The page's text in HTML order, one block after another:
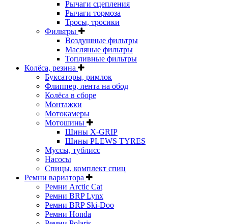
Рычаги сцепления
Рычаги тормоза
Тросы, тросики
Фильтры
Воздушные фильтры
Масляные фильтры
Топливные фильтры
Колёса, резина
Буксаторы, римлок
Флиппер, лента на обод
Колёса в сборе
Монтажки
Мотокамеры
Мотошины
Шины X-GRIP
Шины PLEWS TYRES
Муссы, тублисс
Насосы
Спицы, комплект спиц
Ремни вариатора
Ремни Arctic Cat
Ремни BRP Lynx
Ремни BRP Ski-Doo
Ремни Honda